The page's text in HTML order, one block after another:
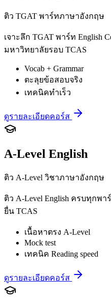
ติว TGAT พาร์ทภาษาอังกฤษ
เจาะลึก TGAT พาร์ท English
มหาวิทยาลัยรอบ TCAS
Vocab + Grammar
ตะลุยข้อสอบจริง
เทคนิคทำเร็ว
ดูรายละเอียดคอร์ส
A-Level English
ติว A-Level วิชาภาษาอังกฤษ
ติว A-Level English ครบทุกพา
ยื่น TCAS
เนื้อหาตรง A-Level
Mock test
เทคนิค Reading speed
ดูรายละเอียดคอร์ส